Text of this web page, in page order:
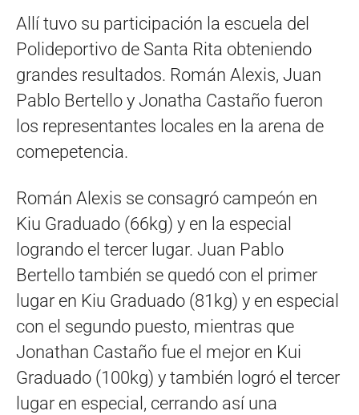
Allí tuvo su participación la escuela del
Polideportivo de Santa Rita obteniendo
grandes resultados. Román Alexis, Juan
Pablo Bertello y Jonatha Castaño fueron
los representantes locales en la arena de
comepetencia.
Román Alexis se consagró campeón en
Kiu Graduado (66kg) y en la especial
logrando el tercer lugar. Juan Pablo
Bertello también se quedó con el primer
lugar en Kiu Graduado (81kg) y en especial
con el segundo puesto, mientras que
Jonathan Castaño fue el mejor en Kui
Graduado (100kg) y también logró el tercer
lugar en especial, cerrando así una